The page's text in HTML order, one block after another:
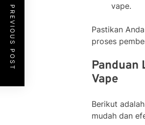
vape.
Pastikan
proses
Panduan
Vape
Berikut
mudah dan
PREVIOUS POST